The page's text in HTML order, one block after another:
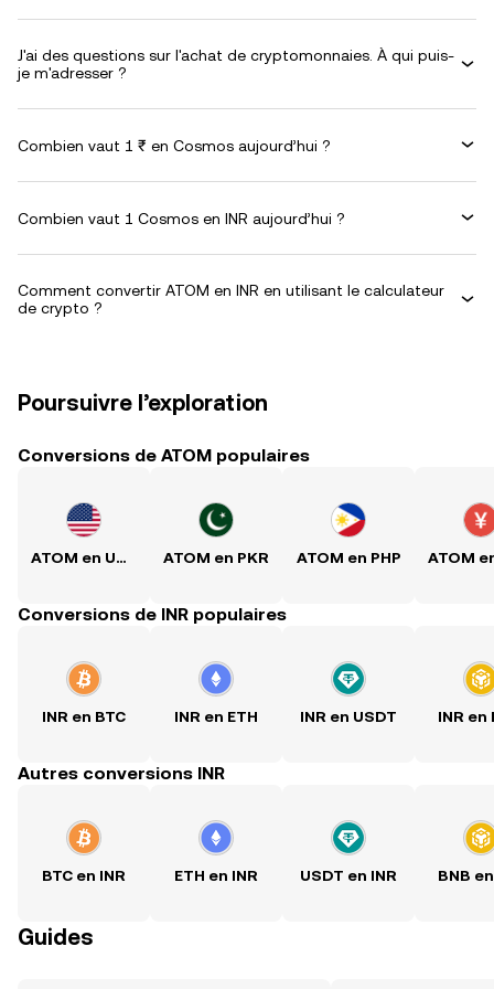
J'ai des questions sur l'achat de cryptomonnaies. À qui puis-
je m'adresser ?
Combien vaut 1 ₹ en Cosmos aujourd’hui ?
Combien vaut 1 Cosmos en INR aujourd’hui ?
Comment convertir ATOM en INR en utilisant le calculateur
de crypto ?
Poursuivre l’exploration
Conversions de ATOM populaires
ATOM en USD ATOM en PKR ATOM en PHP
Conversions de INR populaires
INR en BTC INR en ETH INR en USDT INR en
Autres conversions INR
BTC en INR ETH en INR USDT en INR BNB
Guides